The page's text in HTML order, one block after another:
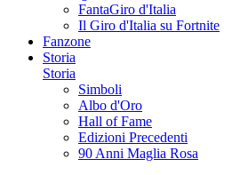
FantaGiro d'Italia
Il Giro d'Italia su Fortnite
Fanzone
Storia
Storia
Simboli
Albo d'Oro
Hall of Fame
Edizioni Precedenti
90 Anni Maglia Rosa